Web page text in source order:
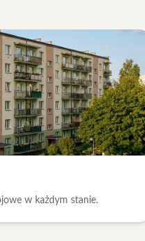
w każdym stanie.